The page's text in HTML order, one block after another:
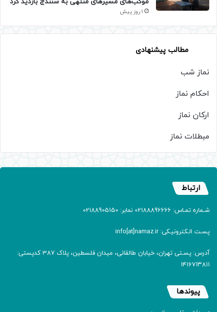
1 روز پیش
مطالب پیشنهادی
نماز شب
احکام نماز
ارکان نماز
مبطلات نماز
ارتباط
شـماره تمـاس: 02188896666 نمابر: 02188905150
پسـت الـکترونیـکی: info[at]namaz.ir
آدرس: پسـتی تهران، خیابان طالقانی، میدان فلسطین، پلاک 387 کدپستی:
۱۴۱۶۷۱۳۸۱۱
پیوندها